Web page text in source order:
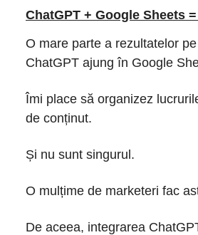
ChatGPT + Google Sheets
O mare parte a rezultatelor
ChatGPT ajung în Google
Îmi place să organizez
de conținut.
Și nu sunt singurul.
O mulțime de marketeri fac
De aceea, integrarea